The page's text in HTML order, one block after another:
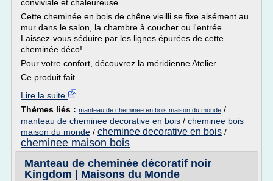
conviviale et chaleureuse.
Cette cheminée en bois de chêne vieilli se fixe aisément au
mur dans le salon, la chambre à coucher ou l'entrée.
Laissez-vous séduire par les lignes épurées de cette
cheminée déco!
Pour votre confort, découvrez la méridienne Atelier.
Ce produit fait...
Lire la suite
Thèmes liés : manteau de cheminee en bois maison du monde /
manteau de cheminee decorative en bois / cheminee bois
maison du monde / cheminee decorative en bois /
cheminee maison bois
Manteau de cheminée décoratif noir
Kingdom | Maisons du Monde